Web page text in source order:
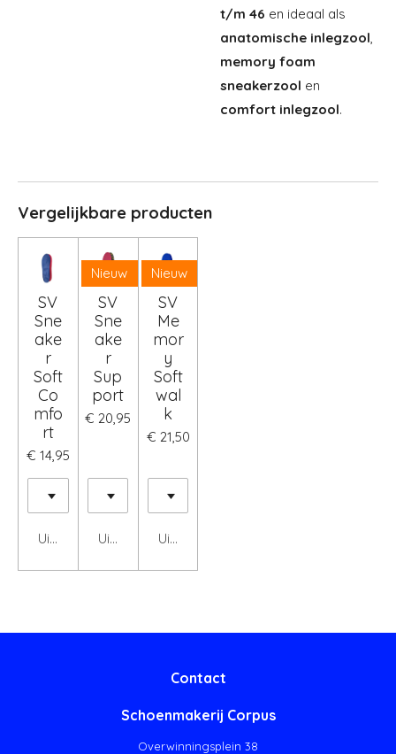
t/m 46 en ideaal als
anatomische inlegzool,
memory foam
sneakerzool en
comfort inlegzool.
Vergelijkbare producten
SV
Sne
ake
r
Soft
Co
mfo
rt
€ 14,95
Uitgeschakeld
Nieuw
SV
Sne
ake
r
Sup
port
€ 20,95
Uitgeschakeld
Nieuw
SV
Me
mor
y
Soft
wal
k
€ 21,50
Uitgeschakeld
Contact
Schoenmakerij Corpus
Overwinningsplein 38